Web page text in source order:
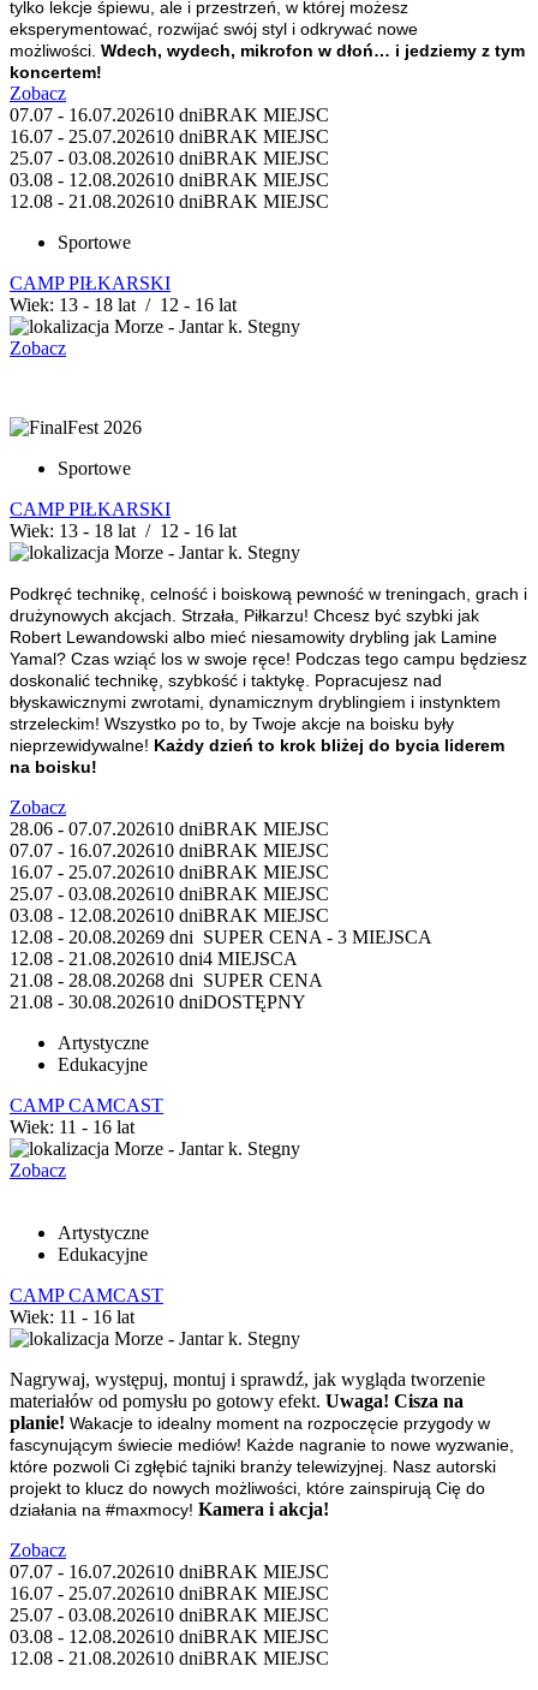
tylko lekcje śpiewu, ale i przestrzeń, w której możesz
eksperymentować, rozwijać swój styl i odkrywać nowe
możliwości. Wdech, wydech, mikrofon w dłoń… i jedziemy z tym
koncertem!
Zobacz
07.07 - 16.07.202610 dniBRAK MIEJSC
16.07 - 25.07.202610 dniBRAK MIEJSC
25.07 - 03.08.202610 dniBRAK MIEJSC
03.08 - 12.08.202610 dniBRAK MIEJSC
12.08 - 21.08.202610 dniBRAK MIEJSC
Sportowe
CAMP PIŁKARSKI
Wiek: 13 - 18 lat / 12 - 16 lat
Morze - Jantar k. Stegny
Zobacz
Sportowe
CAMP PIŁKARSKI
Wiek: 13 - 18 lat / 12 - 16 lat
Morze - Jantar k. Stegny
Podkręć technikę, celność i boiskową pewność w treningach, grach i
drużynowych akcjach. Strzała, Piłkarzu! Chcesz być szybki jak
Robert Lewandowski albo mieć niesamowity drybling jak Lamine
Yamal? Czas wziąć los w swoje ręce! Podczas tego campu będziesz
doskonalić technikę, szybkość i taktykę. Popracujesz nad
błyskawicznymi zwrotami, dynamicznym dryblingiem i instynktem
strzeleckim! Wszystko po to, by Twoje akcje na boisku były
nieprzewidywalne! Każdy dzień to krok bliżej do bycia liderem
na boisku!
Zobacz
28.06 - 07.07.202610 dniBRAK MIEJSC
07.07 - 16.07.202610 dniBRAK MIEJSC
16.07 - 25.07.202610 dniBRAK MIEJSC
25.07 - 03.08.202610 dniBRAK MIEJSC
03.08 - 12.08.202610 dniBRAK MIEJSC
12.08 - 20.08.20269 dni SUPER CENA - 3 MIEJSCA
12.08 - 21.08.202610 dni4 MIEJSCA
21.08 - 28.08.20268 dni SUPER CENA
21.08 - 30.08.202610 dniDOSTĘPNY
Artystyczne
Edukacyjne
CAMP CAMCAST
Wiek: 11 - 16 lat
Morze - Jantar k. Stegny
Zobacz
Artystyczne
Edukacyjne
CAMP CAMCAST
Wiek: 11 - 16 lat
Morze - Jantar k. Stegny
Nagrywaj, występuj, montuj i sprawdź, jak wygląda tworzenie
materiałów od pomysłu po gotowy efekt. Uwaga! Cisza na
planie! Wakacje to idealny moment na rozpoczęcie przygody w
fascynującym świecie mediów! Każde nagranie to nowe wyzwanie,
które pozwoli Ci zgłębić tajniki branży telewizyjnej. Nasz autorski
projekt to klucz do nowych możliwości, które zainspirują Cię do
działania na #maxmocy! Kamera i akcja!
Zobacz
07.07 - 16.07.202610 dniBRAK MIEJSC
16.07 - 25.07.202610 dniBRAK MIEJSC
25.07 - 03.08.202610 dniBRAK MIEJSC
03.08 - 12.08.202610 dniBRAK MIEJSC
12.08 - 21.08.202610 dniBRAK MIEJSC